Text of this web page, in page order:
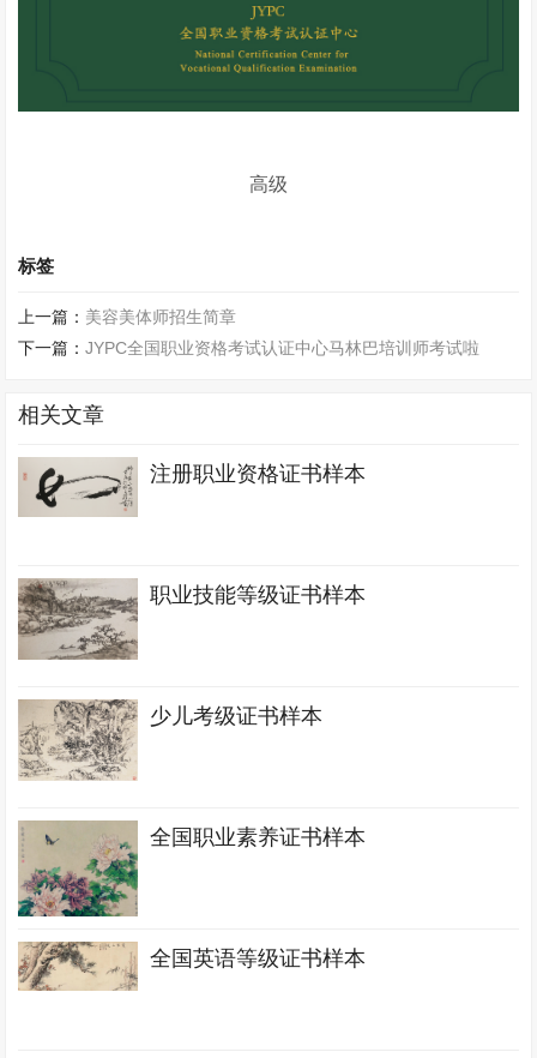
高级
标签
上一篇： 美容美体师招生简章
下一篇：JYPC全国职业资格考试认证中心马林巴培训师考试啦
相关文章
注册职业资格证书样本
职业技能等级证书样本
少儿考级证书样本
全国职业素养证书样本
全国英语等级证书样本